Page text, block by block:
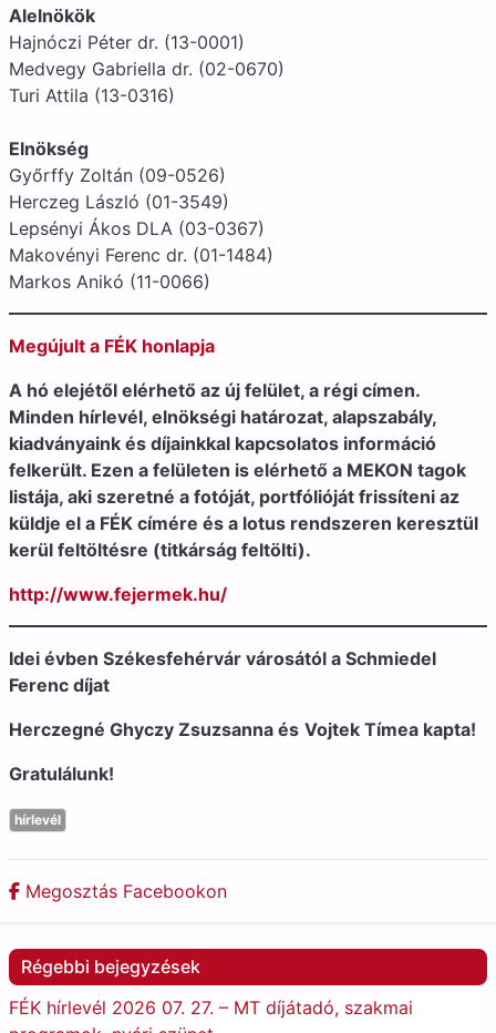
Alelnökök
Hajnóczi Péter dr. (13-0001)
Medvegy Gabriella dr. (02-0670)
Turi Attila (13-0316)
Elnökség
Győrffy Zoltán (09-0526)
Herczeg László (01-3549)
Lepsényi Ákos DLA (03-0367)
Makovényi Ferenc dr. (01-1484)
Markos Anikó (11-0066)
Megújult a FÉK honlapja
A hó elejétől elérhető az új felület, a régi címen.
Minden hírlevél, elnökségi határozat, alapszabály,
kiadványaink és díjainkkal kapcsolatos információ
felkerült. Ezen a felületen is elérhető a MEKON tagok
listája, aki szeretné a fotóját, portfólióját frissíteni az
küldje el a FÉK címére és a lotus rendszeren keresztül
kerül feltöltésre (titkárság feltölti).
http://www.fejermek.hu/
Idei évben Székesfehérvár városától a Schmiedel
Ferenc díjat
Herczegné Ghyczy Zsuzsanna és Vojtek Tímea kapta!
Gratulálunk!
hírlevél
Megosztás Facebookon
Régebbi bejegyzések
FÉK hírlevél 2026 07. 27. – MT díjátadó, szakmai